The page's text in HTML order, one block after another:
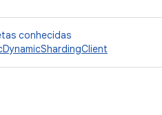
conhecidas